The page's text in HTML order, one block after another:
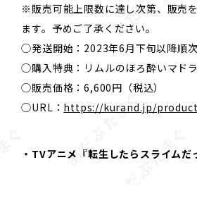
※販売可能上限数に達し次第、販売
ます。予めご了承ください。
◯発送開始：2023年6月下旬以降順
◯購入特典：リムルのほろ酔いマド
◯販売価格：6,600円（税込）
◯URL： https://kurand.jp/
・TVアニメ『転生したらスライムだ